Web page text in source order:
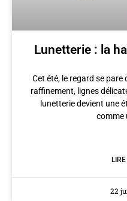
Lunetterie : la
Cet été, le regard se pare
raffinement, lignes
lunetterie devient une
comme
22